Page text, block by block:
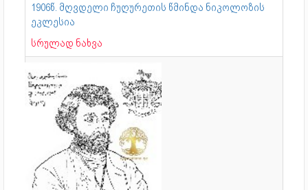
1906წ. მღვდელი ჩუღურეთის წმინდა ნიკოლოზის
ეკლესია
სრულად ნახვა